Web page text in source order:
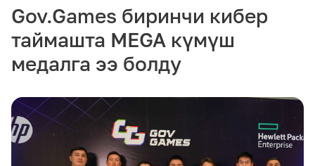
Жеке кардарларга
Ишкердик үчүн
Байланыш
M2M
Gov.Games биринчи кибер
таймашта MEGA күмүш
медалга ээ болду